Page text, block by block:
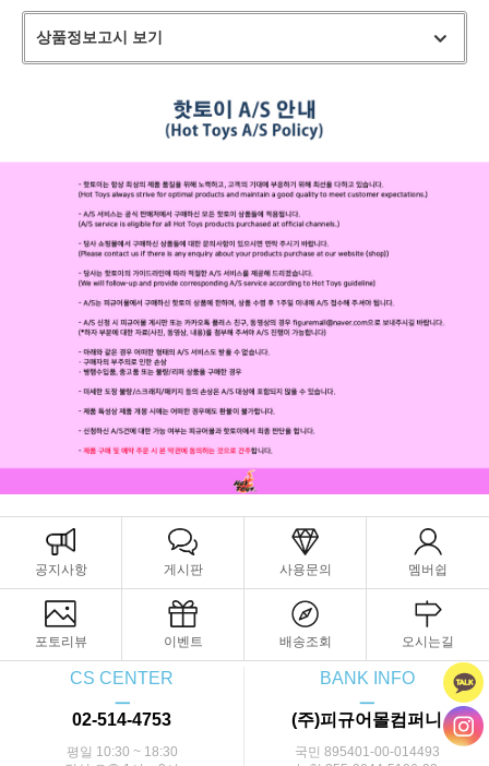
상품정보고시 보기
공지사항 게시판 사용문의 멤버쉽
포토리뷰 이벤트 배송조회 오시는길
CS CENTER
ㅡ
02-514-4753
평일 10:30 ~ 18:30
BANK INFO
ㅡ
(주)피규어몰컴퍼니
국민 895401-00-014493